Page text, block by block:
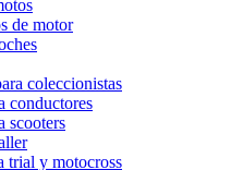
de motor
coleccionistas
conductores
scooters
trial y motocross